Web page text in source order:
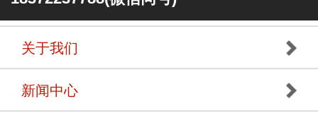
关于我们
新闻中心